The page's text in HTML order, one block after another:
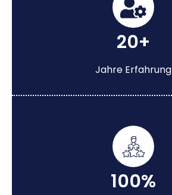
20+
Jahre Erfahrung
100%